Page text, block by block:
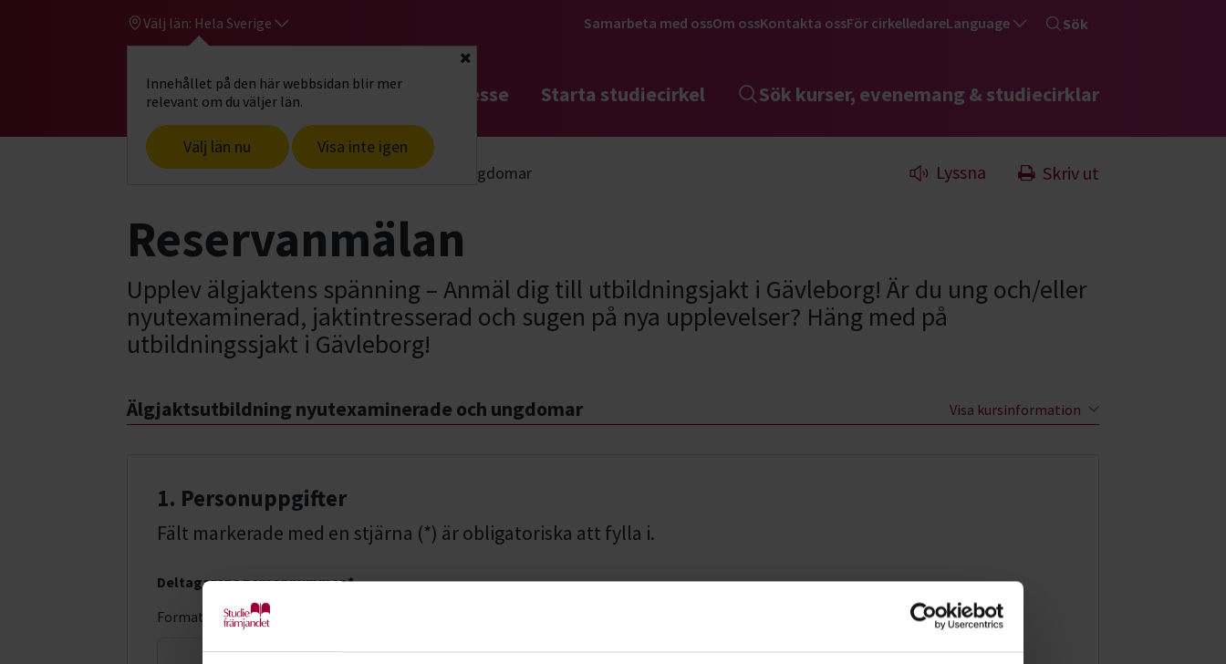
Välj län: Hela Sverige
Innehållet på den här webbsidan blir mer
relevant om du väljer län.
Välj län nu Visa inte igen
Stäng
Samarbeta med ossOm ossKontakta ossFör cirkelledareLanguage Sök
Gå till studiefrämjandets startsidaHitta intresse Starta studiecirkel Sök kurser, evenemang & studiecirklar
Start Älgjaktsutbildning nyutexaminerade och ungdomar Lyssna Skriv ut
Reservanmälan
Upplev älgjaktens spänning – Anmäl dig till utbildningsjakt i Gävleborg! Är du ung och/eller
nyutexaminerad, jaktintresserad och sugen på nya upplevelser? Häng med på
utbildningssjakt i Gävleborg!
Älgjaktsutbildning nyutexaminerade och ungdomar Visa kursinformation
1. Personuppgifter
Fält markerade med en stjärna (*) är obligatoriska att fylla i.
Deltagarens personnummer *
Format: ÅÅÅÅMMDD-XXXX